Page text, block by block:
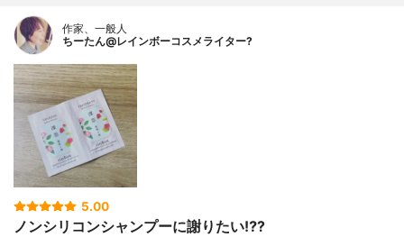
作家、一般人
ちーたん@レインボーコスメライター?
5.00
ノンシリコンシャンプーに謝りたい⁉️?